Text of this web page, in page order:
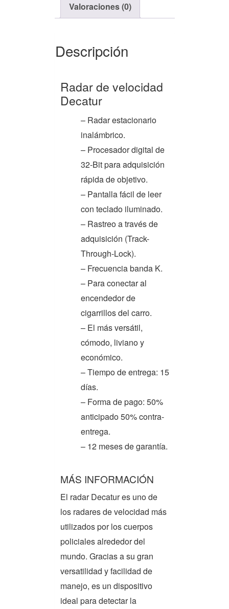
Valoraciones (0)
Descripción
Radar de velocidad
Decatur
– Radar estacionario
inalámbrico.
– Procesador digital de
32-Bit para adquisición
rápida de objetivo.
– Pantalla fácil de leer
con teclado iluminado.
– Rastreo a través de
adquisición (Track-
Through-Lock).
– Frecuencia banda K.
– Para conectar al
encendedor de
cigarrillos del carro.
– El más versátil,
cómodo, liviano y
económico.
– Tiempo de entrega: 15
días.
– Forma de pago: 50%
anticipado 50% contra-
entrega.
– 12 meses de garantía.
MÁS INFORMACIÓN
El radar Decatur es uno de
los radares de velocidad más
utilizados por los cuerpos
policiales alrededor del
mundo. Gracias a su gran
versatilidad y facilidad de
manejo, es un dispositivo
ideal para detectar la